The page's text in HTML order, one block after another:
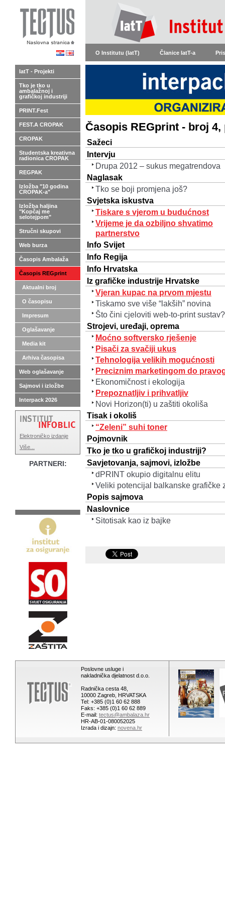
O Institutu (IatT) Članice IatT-a
Časopis REGprint - broj 4,
Sažeci
Intervju
Drupa 2012 – sukus megatrendova
Naglasak
Tko se boji promjena još?
Svjetska iskustva
Tiskare s vjerom u budućnost
Vrijeme je da ozbiljno shvatimo
partnerstvo
Info Svijet
Info Regija
Info Hrvatska
Iz grafičke industrije Hrvatske
Vjeran kupac na prvom mjestu
Tiskamo sve više “lakših” novina
Što čini cjeloviti web-to-print sustav?
Strojevi, uređaji, oprema
Moćno softversko rješenje
Pisači za svačiji ukus
Tehnologija velikih mogućnosti
Preciznim marketingom do
Ekonomičnost i ekologija
Prepoznatljiv i prihvatljiv
Novi Horizon(ti) u zaštiti okoliša
Tisak i okoliš
“Zeleni” suhi toner
Pojmovnik
Tko je tko u grafičkoj industriji?
Savjetovanja, sajmovi, izložbe
dPRINT okupio digitalnu elitu
Veliki potencijal balkanske grafičke
Popis sajmova
Naslovnice
Sitotisak kao iz bajke
IatT - Projekti
Tko je tko u
ambalažnoj i
grafičkoj industriji
PRINT.Fest
FEST.A CROPAK
CROPAK
Studentska kreativna
radionica CROPAK
REGPAK
Izložba "10 godina
CROPAK-a"
Izložba haljina
"Kopčaj me
selotejpom"
Stručni skupovi
Web burza
Časopis Ambalaža
Časopis REGprint
Aktualni broj
O časopisu
Impresum
Oglašavanje
Media kit
Arhiva časopisa
Web oglašavanje
Sajmovi i izložbe
Interpack 2026
Elektroničko izdanje
Više...
PARTNERI:
Poslovne usluge i
nakladnička djelatnost d.o.o.
Radnička cesta 48,
10000 Zagreb, HRVATSKA
Tel: +385 (0)1 60 62 888
Faks: +385 (0)1 60 62 889
E-mail: tectus@ambalaza.hr
HR-AB-01-080052025
Izrada i dizajn: novena.hr